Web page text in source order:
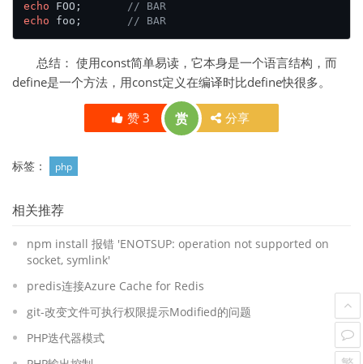
echo
// BAR
echo
// BAR
总结： 使用const简单易读，它本身是一个语言结构，而
define是一个方法，用const定义在编译时比define快很多。
赞 3 赏 分享
标签： php
相关推荐
npm install 报错 'ENOTSUP: operation not supported on
socket, symlink'
predis连接Azure Cache for Redis
git-改变文件可执行权限提示Modified的问题
PHP迭代器模式